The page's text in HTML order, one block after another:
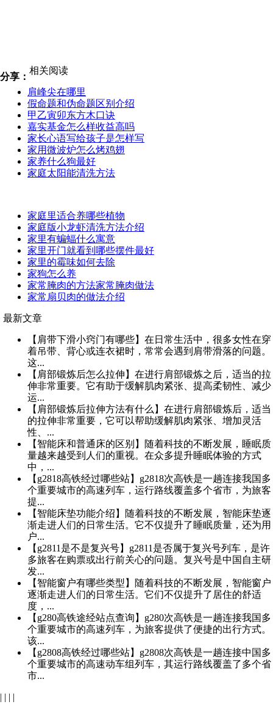
分享：
相关阅读
肩峰尖在哪里
假命题和伪命题区别介绍
甲乙寅卯东方木口诀
嘉实基金怎么样收益高吗
家长心语写给孩子是怎样写
家用微波炉怎么烤鸡翅
家养什么狗最好
家庭太阳能清洗方法
家庭里适合养哪些植物
家庭版小龙虾清洗方法介绍
家里有蝙蝠什么寓意
家里开门就看到哪些摆件最好
家里的霉味如何去除
家狗怎么养
家常腌肉的方法家常腌肉做法
家常扇贝肉的做法介绍
最新文章
【肩带下滑小窍门有哪些】在日常生活中，很多女性在穿
着吊带、背心或连衣裙时，常常会遇到肩带滑落的问题。
这...
【肩部锻炼后怎么拉伸】在进行肩部锻炼之后，适当的拉
伸非常重要。它有助于缓解肌肉紧张、提高柔韧性、减少
运...
【肩部锻炼后拉伸方法有什么】在进行肩部锻炼后，适当
的拉伸非常重要，它可以帮助缓解肌肉紧张、增加灵活
性、...
【智能床和普通床的区别】随着科技的不断发展，睡眠质
量越来越受到人们的重视。在众多提升睡眠体验的方式
中，...
【g2818高铁经过哪些站】g2818次高铁是一趟连接我国多
个重要城市的高速列车，运行路线覆盖多个省市，为旅客
提...
【智能床垫功能介绍】随着科技的不断发展，智能床垫逐
渐走进人们的日常生活。它不仅提升了睡眠质量，还为用
户...
【g2811是不是复兴号】g2811是否属于复兴号列车，是许
多旅客在购票或出行前关心的问题。复兴号是中国自主研
发...
【智能窗户有哪些类型】随着科技的不断发展，智能窗户
逐渐走进人们的日常生活。它们不仅提升了居住的舒适
度，...
【g280高铁途经站点查询】g280次高铁是一趟连接我国多
个重要城市的高速列车，为旅客提供了便捷的出行方式。
该...
【g2808高铁经过哪些站】g2808次高铁是一趟连接中国多
个重要城市的高速动车组列车，其运行路线覆盖了多个省
市...
| | | |